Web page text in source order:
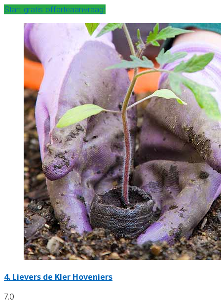
Start gratis offerteaanvraag!
4. Lievers de Kler Hoveniers
7.0